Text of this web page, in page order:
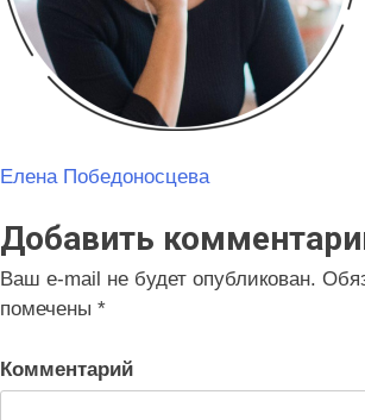
Навигация
по
записям
Елена Победоносцева
Добавить
Ваш e-mail не будет опубликован.
помечены *
Комментарий